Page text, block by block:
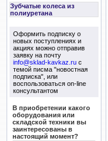
Зубчатые колеса из
полиуретана
Оформить подписку о
новых поступлениях и
акциях можно отправив
заявку на почту
info@sklad-kavkaz.ruс
темой писма "новостная
подписка", или
воспользоваться on-line
консультантом
В приобретении какого
оборудования или
складской техники вы
заинтересованы в
настоящий момент?